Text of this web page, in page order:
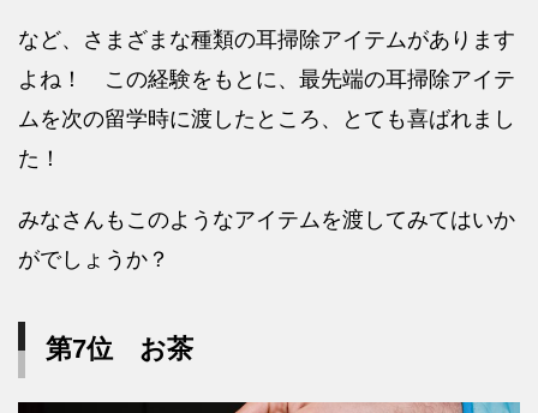
など、さまざまな種類の耳掃除アイテムがあります
よね！ この経験をもとに、最先端の耳掃除アイテ
ムを次の留学時に渡したところ、とても喜ばれまし
た！
みなさんもこのようなアイテムを渡してみてはいか
がでしょうか？
第7位 お茶